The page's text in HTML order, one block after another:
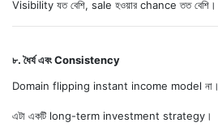
Visibility যত বেশি, sale হওয়ার chance তত বেশি।
৮. ধৈর্য এবং Consistency
Domain flipping instant income model না।
এটা একটি long-term investment strategy।